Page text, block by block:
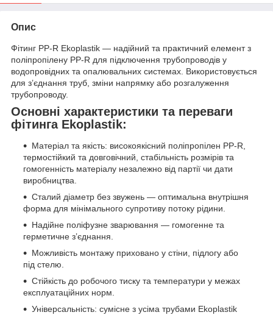
Опис
Фітинг PP-R Ekoplastik — надійний та практичний елемент з
поліпропілену PP-R для підключення трубопроводів у
водопровідних та опалювальних системах. Використовується
для з’єднання труб, зміни напрямку або розгалуження
трубопроводу.
Основні характеристики та переваги
фітинга Ekoplastik:
Матеріал та якість: високоякісний поліпропілен PP-R,
термостійкий та довговічний, стабільність розмірів та
гомогенність матеріалу незалежно від партії чи дати
виробництва.
Сталий діаметр без звужень — оптимальна внутрішня
форма для мінімального супротиву потоку рідини.
Надійне поліфузне зварювання — гомогенне та
герметичне з’єднання.
Можливість монтажу приховано у стіни, підлогу або
під стелю.
Стійкість до робочого тиску та температури у межах
експлуатаційних норм.
Універсальність: сумісне з усіма трубами Ekoplastik